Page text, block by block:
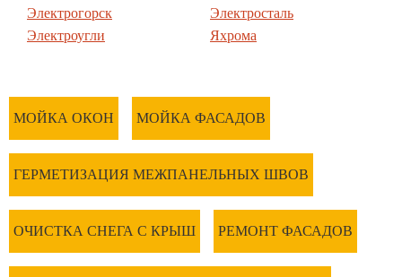
Электрогорск
Электросталь
Электроугли
Яхрома
МОЙКА ОКОН МОЙКА ФАСАДОВ
ГЕРМЕТИЗАЦИЯ МЕЖПАНЕЛЬНЫХ ШВОВ
ОЧИСТКА СНЕГА С КРЫШ РЕМОНТ ФАСАДОВ